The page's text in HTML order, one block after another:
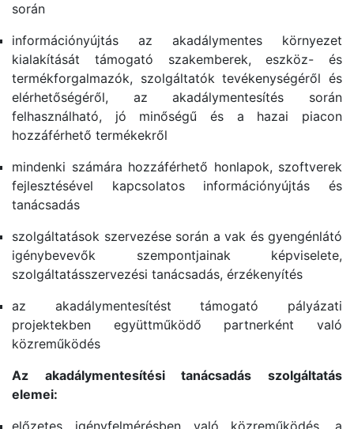
során
információnyújtás az akadálymentes környezet
kialakítását támogató szakemberek, eszköz- és
termékforgalmazók, szolgáltatók tevékenységéről és
elérhetőségéről, az akadálymentesítés során
felhasználható, jó minőségű és a hazai piacon
hozzáférhető termékekről
mindenki számára hozzáférhető honlapok, szoftverek
fejlesztésével kapcsolatos információnyújtás és
tanácsadás
szolgáltatások szervezése során a vak és gyengénlátó
igénybevevők szempontjainak képviselete,
szolgáltatásszervezési tanácsadás, érzékenyítés
az akadálymentesítést támogató pályázati
projektekben együttműködő partnerként való
közreműködés
Az akadálymentesítési tanácsadás szolgáltatás
elemei:
előzetes igényfelmérésben való közreműködés, a